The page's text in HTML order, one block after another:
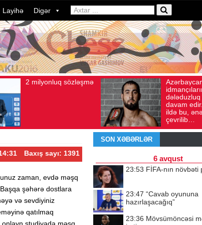
Layihə Digər
Azərbaycan
dələduzluq əməlləri
davam edir. Son 5
Baxış sayı: 136
Avqust 04, 2026
Ad
qeyd
ürəyi
İyul 30, 2026
Baxış sayı: 1391
zaman, evdə məşq
şəhərə dostlara
və sevdiyiniz
qatılmaq
SON XƏBƏRLƏR
6 avqust
23:53 FİFA-nın növbəti
23:47 “Cavab oyununa
hazırlaşacağıq”
23:36 Mövsümöncəsi